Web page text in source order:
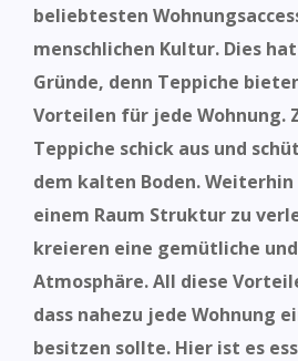
beliebtesten
menschlichen Kultur. Dies hat
Gründe, denn Teppiche
Vorteilen für jede Wohnung.
Teppiche schick aus und
dem kalten Boden.
einem Raum Struktur zu
kreieren eine gemütliche
Atmosphäre. All diese
dass nahezu jede Wohnung
besitzen sollte. Hier ist es